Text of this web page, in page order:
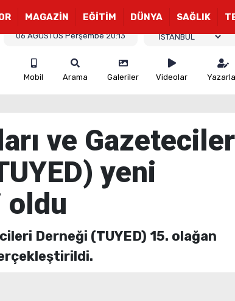
MAGAZİN EĞİTİM DÜNYA SAĞLIK
06 AĞUSTOS Perşembe 20:13
Mobil Arama Galeriler Videolar
ve
yeni
oldu
Derneği (TUYED) 15. olağan